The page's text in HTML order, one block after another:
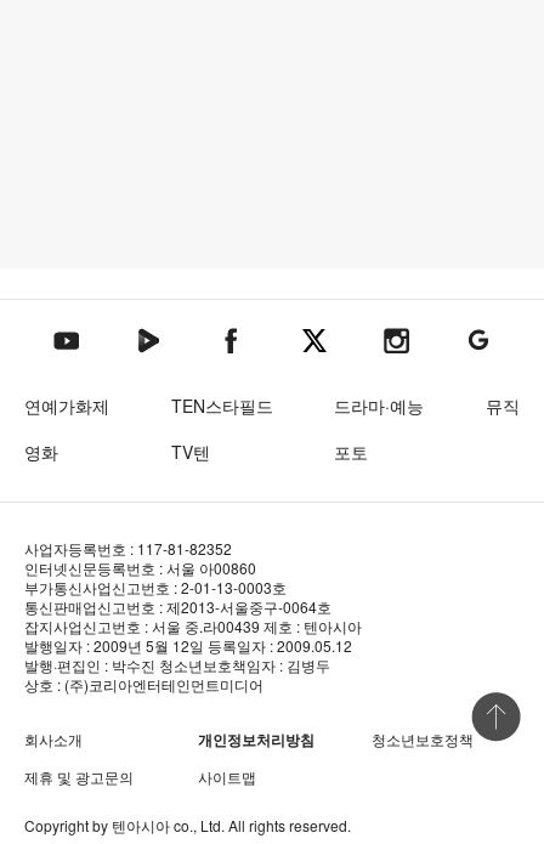
텐아시아 유튜브텐아시아 네이버TV텐아시아 페이스북텐아시아 엑스텐아시아 인스타그램
텐아시아
연예가화제 TEN스타필드 드라마·예능
뮤직
영화
TV텐 포토
사업자등록번호 : 117-81-82352
인터넷신문등록번호 : 서울 아00860
부가통신사업신고번호 : 2-01-13-0003호
통신판매업신고번호 : 제2013-서울중구-0064호
잡지사업신고번호 : 서울 중.라00439 제호 : 텐아시아
발행일자 : 2009년 5월 12일 등록일자 : 2009.05.12
발행·편집인 : 박수진 청소년보호책임자 : 김병두
상호 : (주)코리아엔터테인먼트미디어
회사소개 개인정보처리방침
청소년보호정책
제휴 및 광고문의
사이트맵
Copyright by 텐아시아co., Ltd. All rights reserved.
상단 바로